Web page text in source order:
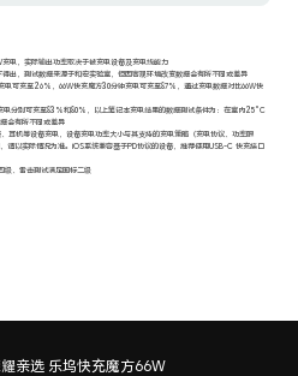
电，实际输出功率取决于被充电设备及充电线能力
出，测试数据来源于和宏实验室，但因客观环境改变数据会有所不同或差异
可充至26%，66W快充魔方30分钟充电可充至87%，通过充电数据对比66W快
分别可充至83%和80%，以上笔记本充电结果的数据测试条件为：在室内25°C
会有所不同或差异
耳机等设备充电，设备充电功率大小与其支持的充电策略（充电协议、功率限
请以实际情况为准。iOS系统兼容基于PD协议的设备，推荐使用USB-C 快充接口
级、雷击测试满足国标二级
亲选 乐坞快充魔方66W